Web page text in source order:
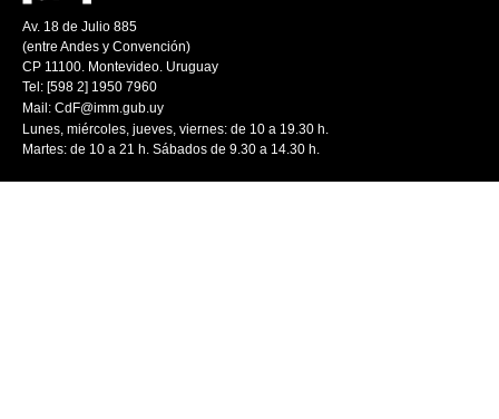
Av. 18 de Julio 885
(entre Andes y Convención)
CP 11100. Montevideo. Uruguay
Tel: [598 2] 1950 7960
Mail: CdF@imm.gub.uy
Lunes, miércoles, jueves, viernes: de 10 a 19.30 h.
Martes: de 10 a 21 h. Sábados de 9.30 a 14.30 h.